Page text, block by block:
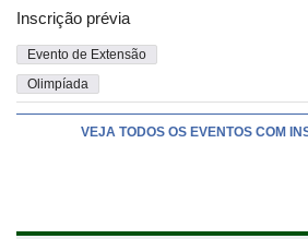
Inscrição prévia
Evento de Extensão
Olimpíada
VEJA TODOS OS EVENTOS COM